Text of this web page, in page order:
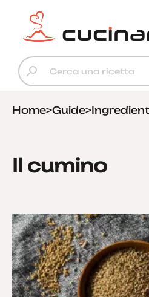
Home>Guide>
Il cumino